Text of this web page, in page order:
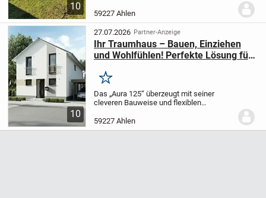
10
außergewöhnlichen Split-Level-Hauses
mit Einliegerwohnung, 3 unterkellerten
Garagen, 3 Terrassen,...
59227 Ahlen
10
27.07.2026 Partner-Anzeige
Ihr Traumhaus – Bauen, Einziehen
und Wohlfühlen! Perfekte Lösung für
Merken
Das „Aura 125“ überzeugt mit seiner
cleveren Bauweise und flexiblen
kompakten Außenmaße findet dieses
Haus gerade auf kleinen und schmalen
59227 Ahlen